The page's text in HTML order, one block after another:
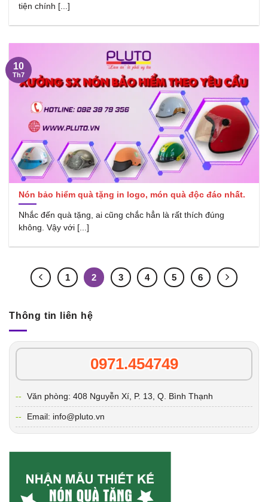
tiện chính [...]
Nón bảo hiểm quà tặng in logo, món quà độc đáo nhất.
Nhắc đến quà tặng, ai cũng chắc hẳn là rất thích đúng
không. Vậy với [...]
10
Th7
1 2 3 4 5 6
Thông tin liên hệ
0971.454749
Văn phòng: 408 Nguyễn Xí, P. 13, Q. Bình Thạnh
Email: info@pluto.vn